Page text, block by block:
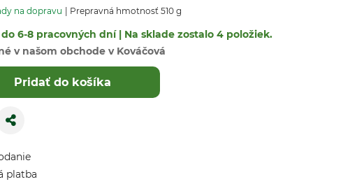
na dopravu Prepravná hmotnosť 510 g
6-8 pracovných dní | Na sklade zostalo 4 položiek.
v našom obchode v Kováčová
Pridať do košíka
platba